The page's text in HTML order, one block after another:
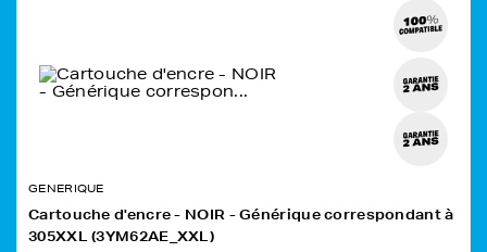
GENERIQUE
Cartouche d'encre - NOIR - Générique correspondant à
305XXL (3YM62AE_XXL)